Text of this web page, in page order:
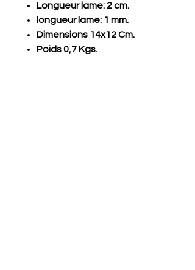
Longueur lame: 2 cm.
longueur lame: 1 mm.
Dimensions 14x12 Cm.
Poids 0,7 Kgs.